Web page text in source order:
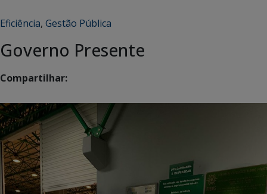
Eficiência, Gestão Pública
Governo Presente
Compartilhar: